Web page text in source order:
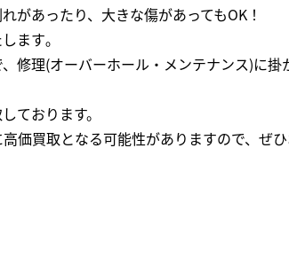
があったり、大きな傷があってもOK！
ます｡
修理(オーバーホール・メンテナンス)に
ております。
価買取となる可能性がありますので、ぜ